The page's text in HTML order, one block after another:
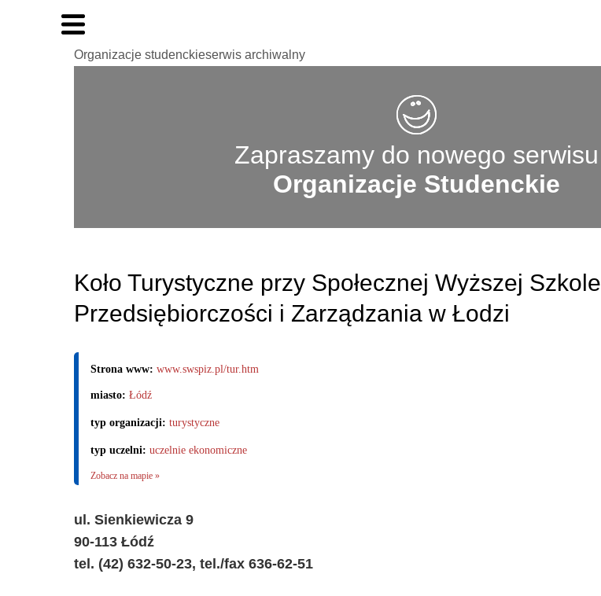
Organizacje studenckieserwis archiwalny
Zapraszamy do nowego serwisu
Organizacje Studenckie
Koło Turystyczne przy Społecznej Wyższej Szkole
Przedsiębiorczości i Zarządzania w Łodzi
Strona www: www.swspiz.pl/tur.htm
miasto: Łódź
typ organizacji: turystyczne
typ uczelni: uczelnie ekonomiczne
Zobacz na mapie »
ul. Sienkiewicza 9
90-113 Łódź
tel. (42) 632-50-23, tel./fax 636-62-51